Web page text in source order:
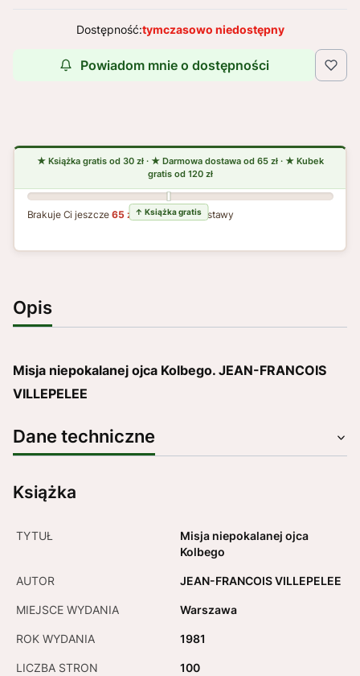
Dostępność:tymczasowo niedostępny
Powiadom mnie o dostępności
Brakuje Ci jeszcze65 zł do darmowej dostawy
Opis
Misja niepokalanej ojca Kolbego. JEAN-FRANCOIS
VILLEPELEE
Dane techniczne
Książka
TYTUŁ
Misja niepokalanej ojca
Kolbego
AUTOR JEAN-FRANCOIS VILLEPELEE
MIEJSCE WYDANIA Warszawa
ROK WYDANIA 1981
LICZBA STRON 100